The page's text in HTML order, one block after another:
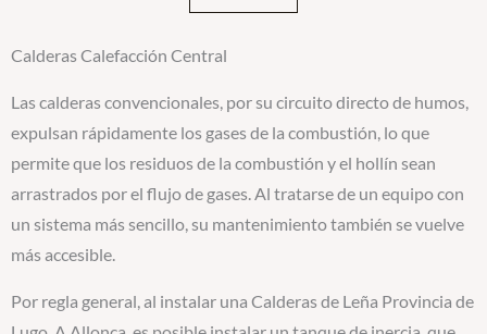
Calderas Calefacción Central
Las calderas convencionales, por su circuito directo de humos,
expulsan rápidamente los gases de la combustión, lo que
permite que los residuos de la combustión y el hollín sean
arrastrados por el flujo de gases. Al tratarse de un equipo con
un sistema más sencillo, su mantenimiento también se vuelve
más accesible.
Por regla general, al instalar una Calderas de Leña Provincia de